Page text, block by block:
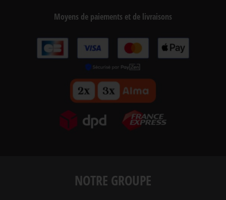
Moyens de paiements et de livraisons
NOTRE GROUPE